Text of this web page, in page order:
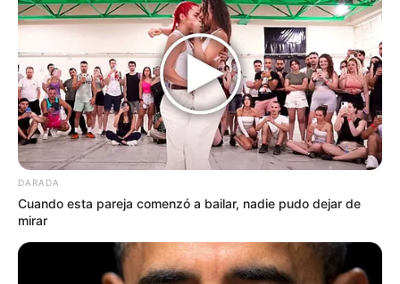
J0venes
desafiar0n a
p0licías y le
entraron con
tod0… Ver más
9 January, 2026 byadmin
DARADA
Cuando esta pareja comenzó a bailar, nadie pudo dejar de
mirar